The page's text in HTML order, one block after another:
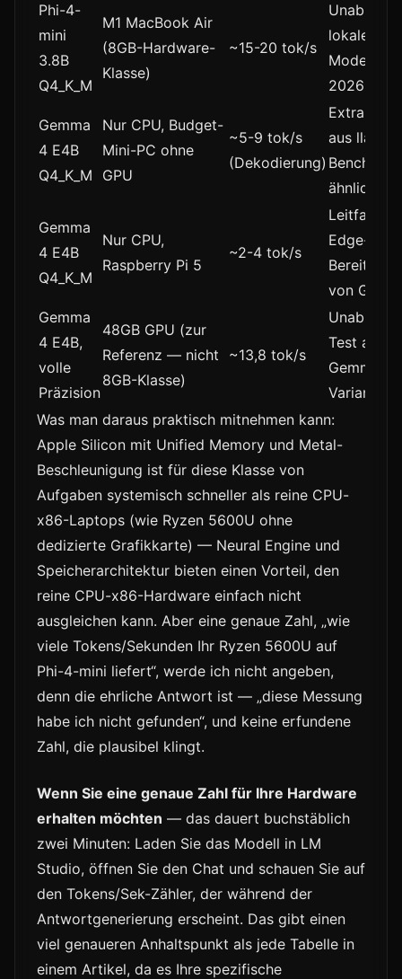
Phi-4-
mini
3.8B
Q4_K_M
M1 MacBook Air
(8GB-Hardware-
Klasse)
~15-20 tok/s
lokale
2026
Gemma
4 E4B
Q4_K_M
Nur CPU, Budget-
Mini-PC ohne
GPU
~5-9 tok/s
(Dekodierung)
aus
ähnlichen
Gemma
4 E4B
Q4_K_M
Nur CPU,
Raspberry Pi 5
~2-4 tok/s
Leitfaden
Edge-
von
Gemma
4 E4B,
volle
Präzision
48GB GPU (zur
Referenz — nicht
8GB-Klasse)
~13,8 tok/s
Test aller
Gemma 4-
Varianten
Was man daraus praktisch mitnehmen kann:
Apple Silicon mit Unified Memory und Metal-
Beschleunigung ist für diese Klasse von
Aufgaben systemisch schneller als reine CPU-
x86-Laptops (wie Ryzen 5600U ohne
dedizierte Grafikkarte) — Neural Engine und
Speicherarchitektur bieten einen Vorteil, den
reine CPU-x86-Hardware einfach nicht
ausgleichen kann. Aber eine genaue Zahl, „wie
viele Tokens/Sekunden Ihr Ryzen 5600U auf
Phi-4-mini liefert“, werde ich nicht angeben,
denn die ehrliche Antwort ist — „diese Messung
habe ich nicht gefunden“, und keine erfundene
Zahl, die plausibel klingt.
Wenn Sie eine genaue Zahl für Ihre Hardware
erhalten möchten — das dauert buchstäblich
zwei Minuten: Laden Sie das Modell in LM
Studio, öffnen Sie den Chat und schauen Sie auf
den Tokens/Sek-Zähler, der während der
Antwortgenerierung erscheint. Das gibt einen
viel genaueren Anhaltspunkt als jede Tabelle in
einem Artikel, da es Ihre spezifische